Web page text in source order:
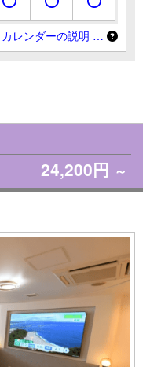
カレンダーの説明 …
24,200円 ～